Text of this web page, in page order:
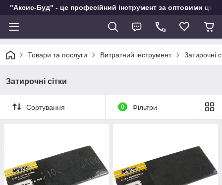
"Аксис-Буд" - це професійний інструмент за оптовими
Товари та послуги Витратний інструмент Затирочні
Затирочні сітки
Сортування 0 Фільтри